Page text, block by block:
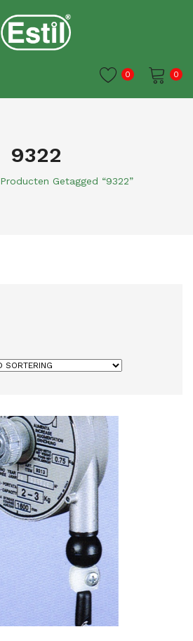
0
0
9322
Producten Getagged “9322”